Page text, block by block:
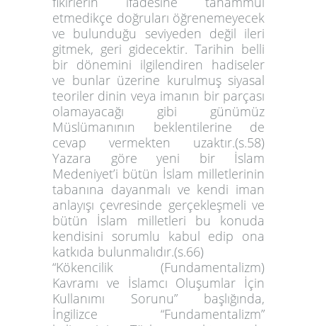
etmedikçe doğruları öğrenemeyecek
ve bulunduğu seviyeden değil ileri
gitmek, geri gidecektir. Tarihin belli
bir dönemini ilgilendiren hadiseler
ve bunlar üzerine kurulmuş siyasal
teoriler dinin veya imanın bir parçası
olamayacağı gibi günümüz
Müslümanının beklentilerine de
cevap vermekten uzaktır.(s.58)
Yazara göre yeni bir İslam
Medeniyet’i bütün İslam milletlerinin
tabanına dayanmalı ve kendi iman
anlayışı çevresinde gerçekleşmeli ve
bütün İslam milletleri bu konuda
kendisini sorumlu kabul edip ona
katkıda bulunmalıdır.(s.66)
“Kökencilik (Fundamentalizm)
Kavramı ve İslamcı Oluşumlar İçin
Kullanımı Sorunu” başlığında,
İngilizce “Fundamentalizm”